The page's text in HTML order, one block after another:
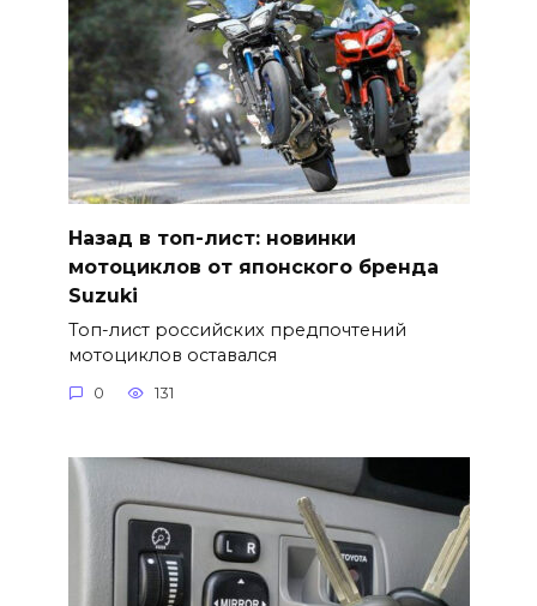
Назад в топ-лист: новинки
мотоциклов от японского бренда
Suzuki
Топ-лист российских предпочтений
мотоциклов оставался
0 131